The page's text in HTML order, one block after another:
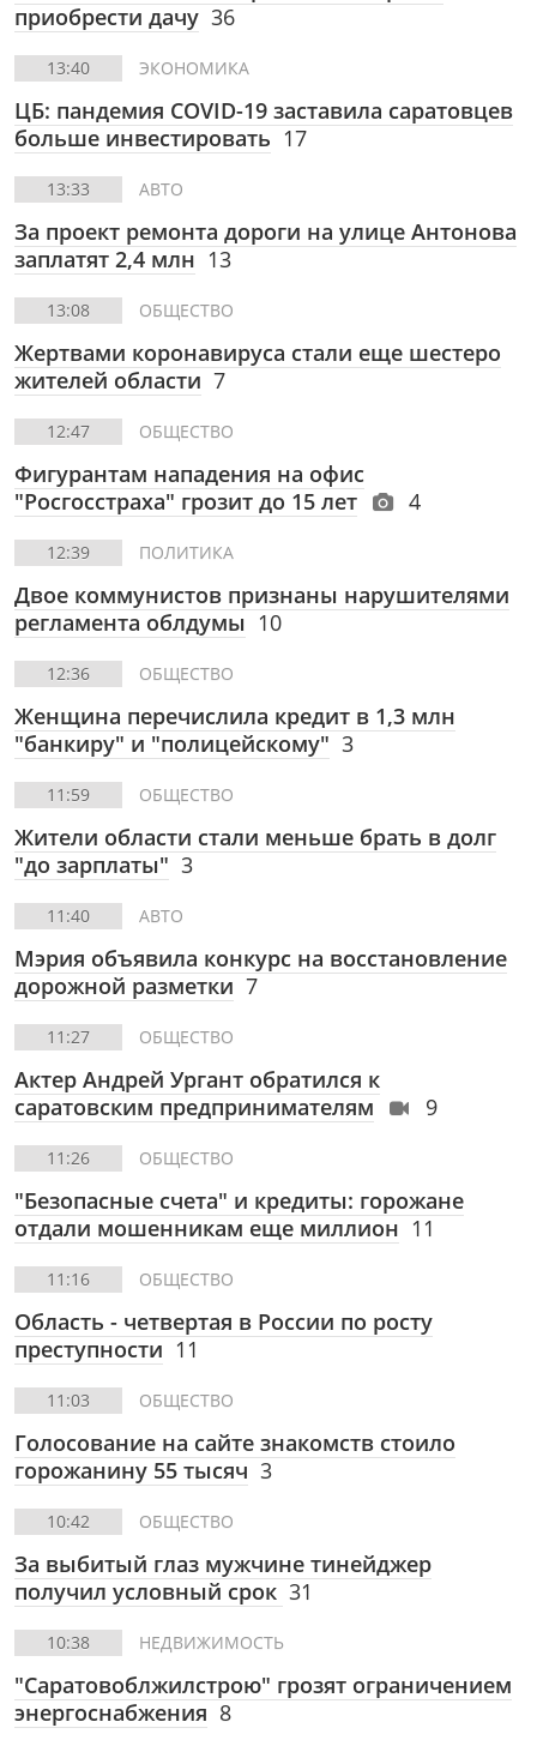
приобрести дачу 36
13:40 ЭКОНОМИКА
ЦБ: пандемия COVID-19 заставила саратовцев
больше инвестировать 17
13:33 АВТО
За проект ремонта дороги на улице Антонова
заплатят 2,4 млн 13
13:08 ОБЩЕСТВО
Жертвами коронавируса стали еще шестеро
жителей области 7
12:47 ОБЩЕСТВО
Фигурантам нападения на офис
"Росгосстраха" грозит до 15 лет
4
12:39 ПОЛИТИКА
Двое коммунистов признаны нарушителями
регламента облдумы 10
12:36 ОБЩЕСТВО
Женщина перечислила кредит в 1,3 млн
"банкиру" и "полицейскому" 3
11:59 ОБЩЕСТВО
Жители области стали меньше брать в долг
"до зарплаты" 3
11:40 АВТО
Мэрия объявила конкурс на восстановление
дорожной разметки 7
11:27 ОБЩЕСТВО
Актер Андрей Ургант обратился к
саратовским предпринимателям
9
11:26 ОБЩЕСТВО
"Безопасные счета" и кредиты: горожане
отдали мошенникам еще миллион 11
11:16 ОБЩЕСТВО
Область - четвертая в России по росту
преступности 11
11:03 ОБЩЕСТВО
Голосование на сайте знакомств стоило
горожанину 55 тысяч 3
10:42 ОБЩЕСТВО
За выбитый глаз мужчине тинейджер
получил условный срок 31
10:38 НЕДВИЖИМОСТЬ
"Саратовоблжилстрою" грозят ограничением
энергоснабжения 8